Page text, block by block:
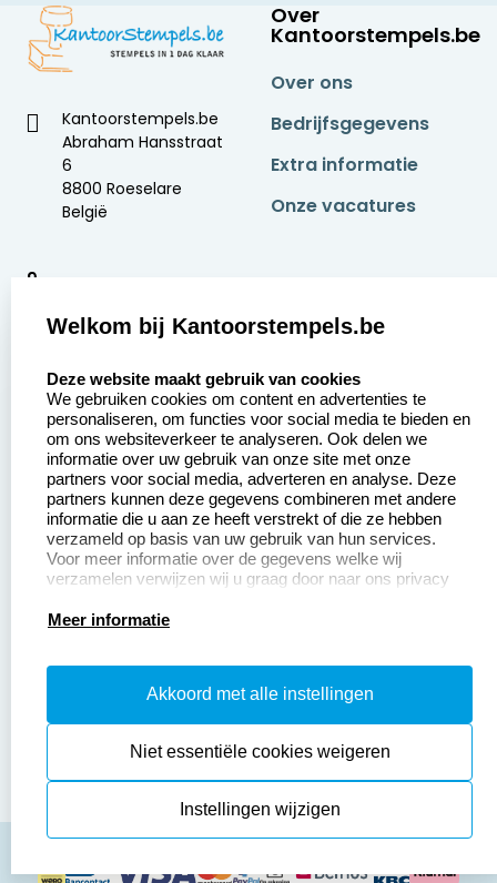
Kantoorstempels.be
Abraham Hansstraat
6
8800 Roeselare
België
9
Over
Kantoorstempels.be
Over ons
Bedrijfsgegevens
Extra informatie
Onze vacatures
Aanvraag op maat
Betaling &
Verzending
Wederverkoper
worden
Contact opnemen
Veel gestelde vragen
Retourneren
Herroepingsrecht
Productinformatie:
Instructiepagina
Safety Sheets
Sitemap
Welkom bij Kantoorstempels.be
Deze website maakt gebruik van cookies
We gebruiken cookies om content en advertenties te
personaliseren, om functies voor social media te bieden en
om ons websiteverkeer te analyseren. Ook delen we
informatie over uw gebruik van onze site met onze
partners voor social media, adverteren en analyse. Deze
partners kunnen deze gegevens combineren met andere
informatie die u aan ze heeft verstrekt of die ze hebben
verzameld op basis van uw gebruik van hun services.
Voor meer informatie over de gegevens welke wij
verzamelen verwijzen wij u graag door naar ons privacy
Meer informatie
Akkoord met alle instellingen
Niet essentiële cookies weigeren
Instellingen wijzigen